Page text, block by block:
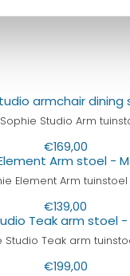
Studio Arm
€169,00
Element Arm
€139,00
Studio Teak arm
€199,00